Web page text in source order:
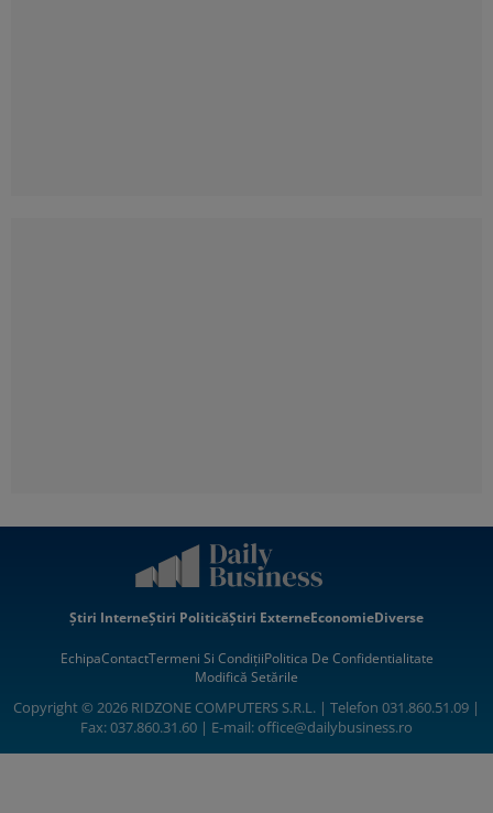
Știri InterneȘtiri PoliticăȘtiri ExterneEconomieDiverse
EchipaContactTermeni Si CondițiiPolitica De Confidentialitate
Modifică Setările
Copyright © 2026 RIDZONE COMPUTERS S.R.L. | Telefon 031.860.51.09 |
Fax: 037.860.31.60 | E-mail:office@dailybusiness.ro